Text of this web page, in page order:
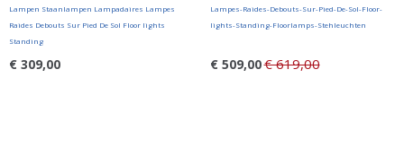
Lampen Staanlampen Lampadaires Lampes
Raides Debouts Sur Pied De Sol Floor lights
Standing
€ 309,00
Lampes-Raides-Debouts-Sur-Pied-De-Sol-Floor-
lights-Standing-Floorlamps-Stehleuchten
€ 509,00€ 619,00